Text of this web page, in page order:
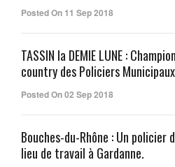
Posted On 11 Sep 2018
TASSIN la DEMIE LUNE :
country des Policiers Municipaux
Posted On 02 Sep 2018
Bouches-du-Rhône : Un policier
lieu de travail à Gardanne.